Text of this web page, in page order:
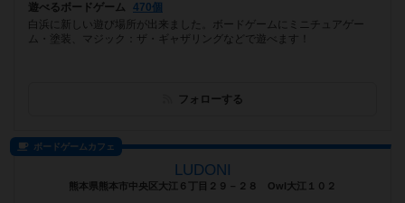
遊べるボードゲーム
470個
白浜に新しい遊び場所が出来ました。ボードゲームにミニチュアゲー
ム・塗装、マジック：ザ・ギャザリングなどで遊べます！
フォローする
ボードゲームカフェ
LUDONI
熊本県熊本市中央区大江６丁目２９－２８ Owl大江１０２